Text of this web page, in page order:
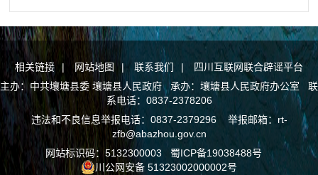
相关链接 | 网站地图 | 联系我们 |
四川互联网联合辟谣平台
主办：中共壤塘县委 壤塘县人民政府 承办：壤塘县人民政府办公室 联
系电话：0837-2378206
违法和不良信息举报电话：0837-2379296 举报邮箱：rt-
zfb@abazhou.gov.cn
网站标识码：5132300003 蜀ICP备19038488号
川公网安备 51323002000002号